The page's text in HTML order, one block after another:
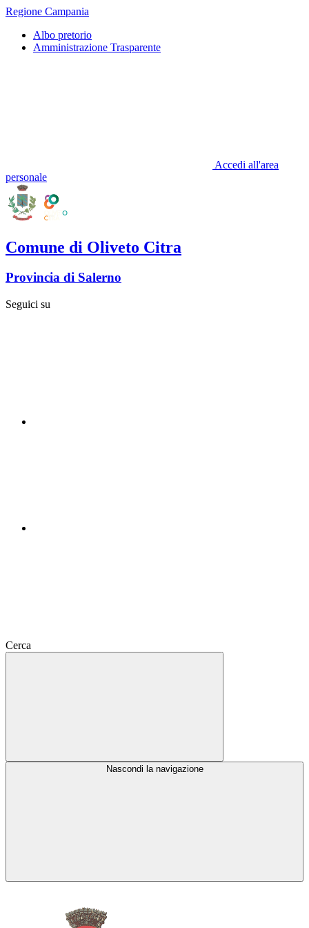
Regione Campania
Albo pretorio
Amministrazione Trasparente
Accedi all'area
personale
Comune di Oliveto Citra
Provincia di Salerno
Seguici su
Cerca
Nascondi la navigazione